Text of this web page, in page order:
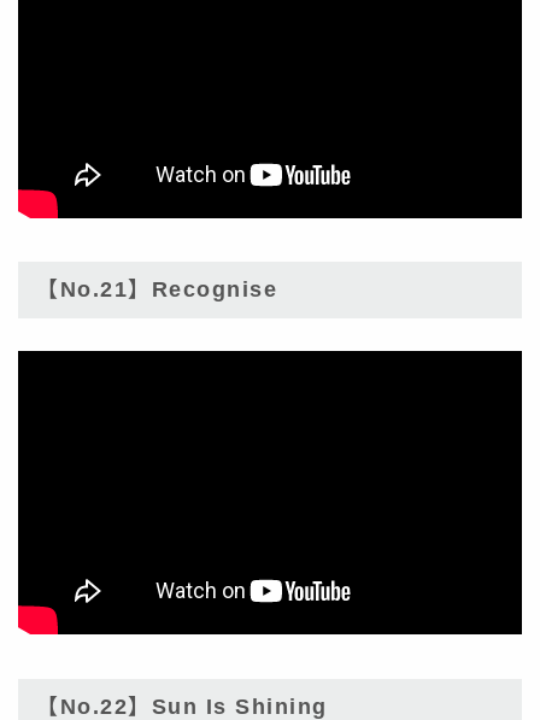
【No.21】Recognise
【No.22】Sun Is Shining